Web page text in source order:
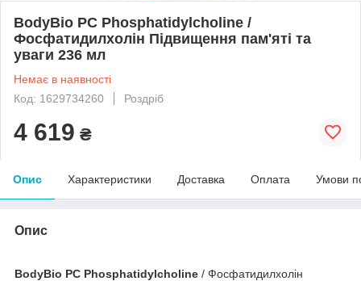
BodyBio PC Phosphatidylcholine /
Фосфатидилхолін Підвищення пам'яті та
уваги 236 мл
Немає в наявності
Код: 1629734260
Роздріб
4 619 ₴
Опис Характеристики Доставка Оплата Умови
Опис
BodyBio PC Phosphatidylcholine / Фосфатидилхолін